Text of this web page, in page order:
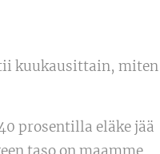
kuukausittain, miten
prosentilla eläke jää